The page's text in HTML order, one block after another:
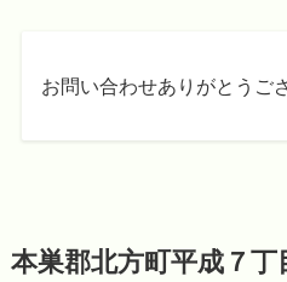
お問い合わせありがとうご
本巣郡北方町平成７